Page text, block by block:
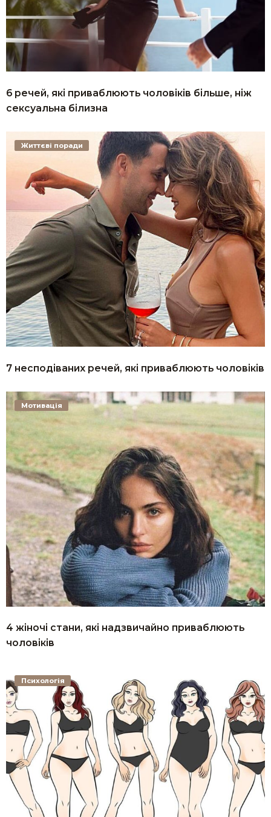
6 речей, які приваблюють чоловіків більше, ніж
сексуальна білизна
7 несподіваних речей, які приваблюють чоловіків
Життєві поради
4 жіночі стани, які надзвичайно приваблюють
чоловіків
Мотивація
Психологія